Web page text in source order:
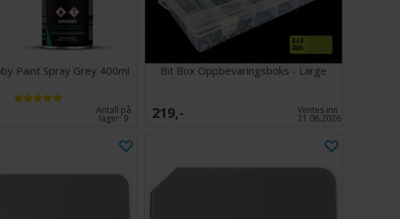
Starter Set 2.0 inkluderer følgende:
5 nye farger - inkludert 1 Speedpaint Metallics
Paint Spray Grey 400ml
Antall på
lager:9
Bit Box Oppbevaringsboks - Large
219,- Ventes inn
21.08.2026